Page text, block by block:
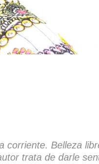
corriente. Belleza
trata de darle